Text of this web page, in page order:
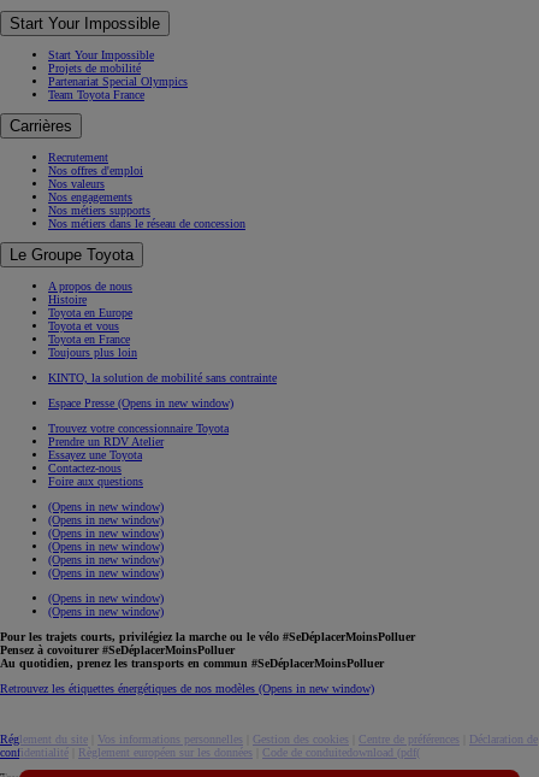
Start Your Impossible
Start Your Impossible
Projets de mobilité
Partenariat Special Olympics
Team Toyota France
Carrières
Recrutement
Nos offres d'emploi
Nos valeurs
Nos engagements
Nos métiers supports
Nos métiers dans le réseau de concession
Le Groupe Toyota
A propos de nous
Histoire
Toyota en Europe
Toyota et vous
Toyota en France
Toujours plus loin
KINTO, la solution de mobilité sans contrainte
Espace Presse (Opens in new window)
Trouvez votre concessionnaire Toyota
Prendre un RDV Atelier
Essayez une Toyota
Contactez-nous
Foire aux questions
(Opens in new window)
(Opens in new window)
(Opens in new window)
(Opens in new window)
(Opens in new window)
(Opens in new window)
(Opens in new window)
(Opens in new window)
Pour les trajets courts, privilégiez la marche ou le vélo #SeDéplacerMoinsPolluer
Pensez à covoiturer #SeDéplacerMoinsPolluer
Au quotidien, prenez les transports en commun #SeDéplacerMoinsPolluer
Retrouvez les étiquettes énergétiques de nos modèles (Opens in new window)
Réglement du site Vos informations personnelles Gestion des cookies Centre de préférences
Déclaration de
confidentialité
Règlement européen sur les données Code de conduitedownload (pdf(